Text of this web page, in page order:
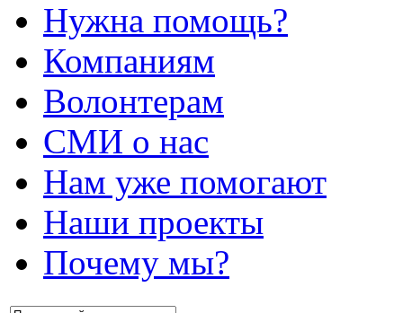
Нужна помощь?
Компаниям
Волонтерам
СМИ о нас
Нам уже помогают
Наши проекты
Почему мы?